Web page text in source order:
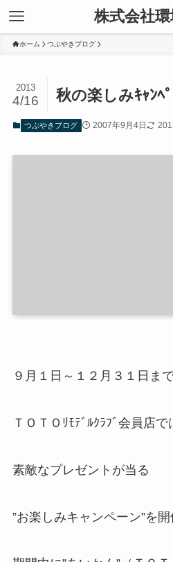
株式会社
ホーム つぶやきブログ
秋の楽しみｷｬﾝﾍ
2013
4/16
つぶやきブログ 2007年9月4日
９月１日～１２月３１日ま
ＴＯＴＯﾘﾓﾃﾞﾙｸﾗﾌﾞ会員店で
素敵なプレゼントが当る
”お楽しみキャンペーン”を開